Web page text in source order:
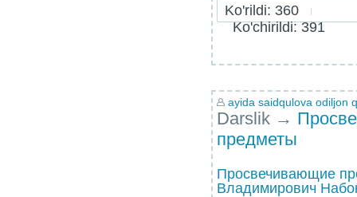
Ko'rildi: 360
Ko'chirildi: 391
ayida saidqulova odiljon
Darslik →
предметы
Просвечивающие
Владимирович